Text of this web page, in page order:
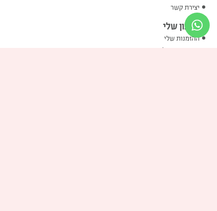
יצירת קשר
החשבון שלי
ההזמנות שלי
המועדפים שלי